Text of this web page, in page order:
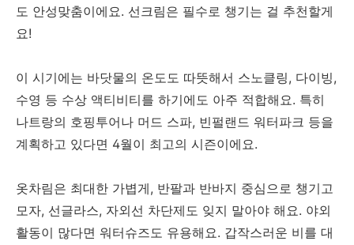
도 안성맞춤이에요. 선크림은 필수로 챙기는 걸 추천할게
요!
이 시기에는 바닷물의 온도도 따뜻해서 스노클링, 다이빙,
수영 등 수상 액티비티를 하기에도 아주 적합해요. 특히
나트랑의 호핑투어나 머드 스파, 빈펄랜드 워터파크 등을
계획하고 있다면 4월이 최고의 시즌이에요.
옷차림은 최대한 가볍게, 반팔과 반바지 중심으로 챙기고
모자, 선글라스, 자외선 차단제도 잊지 말아야 해요. 야외
활동이 많다면 워터슈즈도 유용해요. 갑작스러운 비를 대